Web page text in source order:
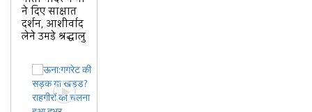
ने दिए साक्षात
दर्शन, आशीर्वाद
लेने उमड़े श्रद्धालु